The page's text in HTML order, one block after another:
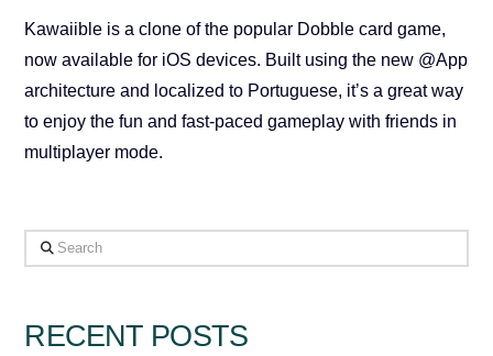
Kawaiible is a clone of the popular Dobble card game,
now available for iOS devices. Built using the new @App
architecture and localized to Portuguese, it’s a great way
to enjoy the fun and fast-paced gameplay with friends in
multiplayer mode.
Search
RECENT POSTS